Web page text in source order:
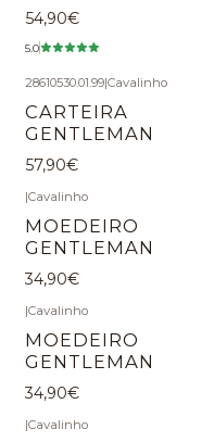
54,90€
5.0
28610530.01.99|Cavalinho
CARTEIRA
GENTLEMAN
57,90€
|Cavalinho
MOEDEIRO
GENTLEMAN
34,90€
|Cavalinho
MOEDEIRO
GENTLEMAN
34,90€
|Cavalinho